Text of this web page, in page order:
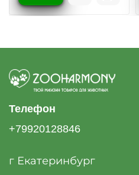
Телефон
+79920128846
г Екатеринбург